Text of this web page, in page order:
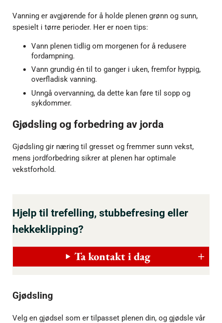
Vanning er avgjørende for å holde plenen grønn og sunn,
spesielt i tørre perioder. Her er noen tips:
Vann plenen tidlig om morgenen for å redusere
fordampning.
Vann grundig én til to ganger i uken, fremfor hyppig,
overfladisk vanning.
Unngå overvanning, da dette kan føre til sopp og
sykdommer.
Gjødsling og forbedring av jorda
Gjødsling gir næring til gresset og fremmer sunn vekst,
mens jordforbedring sikrer at plenen har optimale
vekstforhold.
Hjelp til trefelling, stubbefresing eller
hekkeklipping?
Ta kontakt i dag
Gjødsling
Velg en gjødsel som er tilpasset plenen din, og gjødsle vår